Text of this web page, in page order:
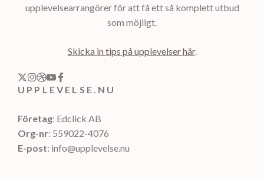
upplevelsearrangörer för att få ett så komplett utbud
som möjligt.
Skicka in tips på upplevelser här.
UPPLEVELSE.NU
Företag: Edclick AB
Org-nr: 559022-4076
E-post: info@upplevelse.nu